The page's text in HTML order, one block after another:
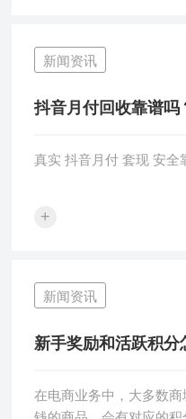
新闻资讯
抖音月付回收靠谱吗
真实 抖音月付 套现 安全
+
新闻资讯
新手奖励和活跃积分
在电商业务中，大多数